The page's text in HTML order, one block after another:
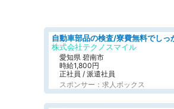
株式会社テクノスマイル
愛知県 碧南市
時給1,800円
正社員 / 派遣社員
スポンサー：求人ボックス